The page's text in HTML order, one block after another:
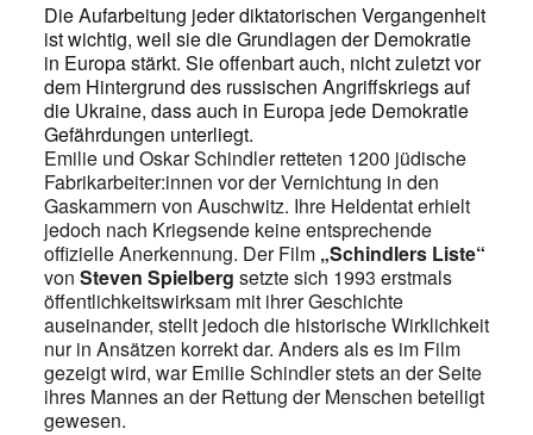
Die Aufarbeitung jeder diktatorischen Vergangenheit
ist wichtig, weil sie die Grundlagen der Demokratie
in Europa stärkt. Sie offenbart auch, nicht zuletzt vor
dem Hintergrund des russischen Angriffskriegs auf
die Ukraine, dass auch in Europa jede Demokratie
Gefährdungen unterliegt.
Emilie und Oskar Schindler retteten 1200 jüdische
Fabrikarbeiter:innen vor der Vernichtung in den
Gaskammern von Auschwitz. Ihre Heldentat erhielt
jedoch nach Kriegsende keine entsprechende
offizielle Anerkennung. Der Film „Schindlers Liste“
von Steven Spielberg setzte sich 1993 erstmals
öffentlichkeitswirksam mit ihrer Geschichte
auseinander, stellt jedoch die historische Wirklichkeit
nur in Ansätzen korrekt dar. Anders als es im Film
gezeigt wird, war Emilie Schindler stets an der Seite
ihres Mannes an der Rettung der Menschen beteiligt
gewesen.